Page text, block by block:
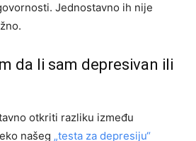
Jednostavno ih nije
da li sam depresivan ili
otkriti razliku između
našeg „testa za depresiju“